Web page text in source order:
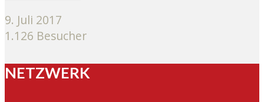
9. Juli 2017
1.126 Besucher
NETZWERK